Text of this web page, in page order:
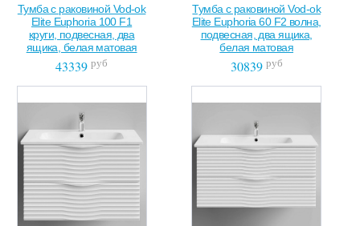
Тумба с раковиной Vod-ok
Elite Euphoria 100 F1
круги, подвесная, два
ящика, белая матовая
43339 руб
Тумба с раковиной Vod-ok
Elite Euphoria 60 F2 волна,
подвесная, два ящика,
белая матовая
30839 руб